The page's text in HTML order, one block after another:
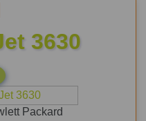
3630
Packard